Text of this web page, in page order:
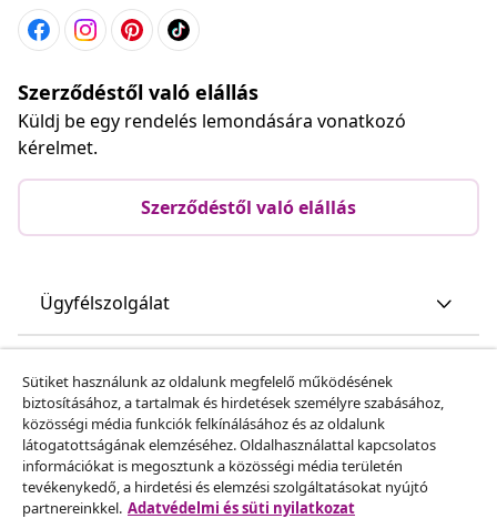
Szerződéstől való elállás
Küldj be egy rendelés lemondására vonatkozó
kérelmet.
Szerződéstől való elállás
Ügyfélszolgálat
vidaXL
Fedezz fel többet
Sütiket használunk az oldalunk megfelelő működésének
biztosításához, a tartalmak és hirdetések személyre szabásához,
közösségi média funkciók felkínálásához és az oldalunk
látogatottságának elemzéséhez. Oldalhasználattal kapcsolatos
információkat is megosztunk a közösségi média területén
tevékenykedő, a hirdetési és elemzési szolgáltatásokat nyújtó
partnereinkkel. Adatvédelmi és süti nyilatkozat